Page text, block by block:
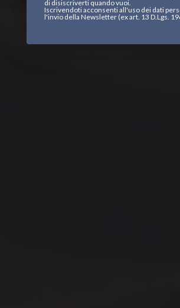
di disiscriverti quando vuoi.
Iscrivendoti acconsenti all'uso dei dati
l'invio della Newsletter (ex art. 13 D.Lgs.